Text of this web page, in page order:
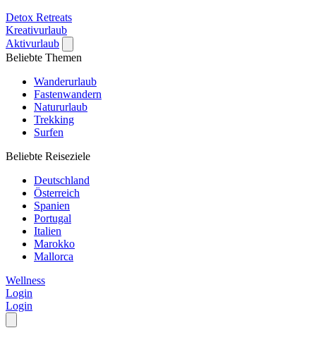
Detox Retreats
Kreativurlaub
Aktivurlaub
Beliebte Themen
Wanderurlaub
Fastenwandern
Natururlaub
Trekking
Surfen
Beliebte Reiseziele
Deutschland
Österreich
Spanien
Portugal
Italien
Marokko
Mallorca
Wellness
Login
Login